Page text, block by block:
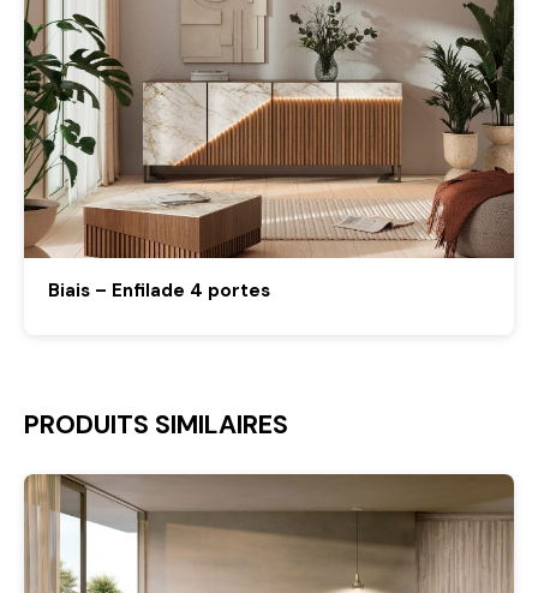
Biais – Enfilade 4 portes
PRODUITS SIMILAIRES